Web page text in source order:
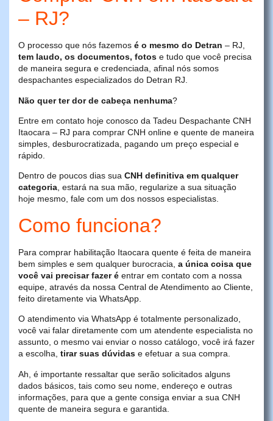
– RJ?
O processo que nós fazemos é o mesmo do Detran – RJ,
tem laudo, os documentos, fotos e tudo que você precisa
de maneira segura e credenciada, afinal nós somos
despachantes especializados do Detran RJ.
Não quer ter dor de cabeça nenhuma?
Entre em contato hoje conosco da Tadeu Despachante CNH
Itaocara – RJ para comprar CNH online e quente de maneira
simples, desburocratizada, pagando um preço especial e
rápido.
Dentro de poucos dias sua CNH definitiva em qualquer
categoria, estará na sua mão, regularize a sua situação
hoje mesmo, fale com um dos nossos especialistas.
Como funciona?
Para comprar habilitação Itaocara quente é feita de maneira
bem simples e sem qualquer burocracia, a única coisa que
você vai precisar fazer é entrar em contato com a nossa
equipe, através da nossa Central de Atendimento ao Cliente,
feito diretamente via WhatsApp.
O atendimento via WhatsApp é totalmente personalizado,
você vai falar diretamente com um atendente especialista no
assunto, o mesmo vai enviar o nosso catálogo, você irá fazer
a escolha, tirar suas dúvidas e efetuar a sua compra.
Ah, é importante ressaltar que serão solicitados alguns
dados básicos, tais como seu nome, endereço e outras
informações, para que a gente consiga enviar a sua CNH
quente de maneira segura e garantida.